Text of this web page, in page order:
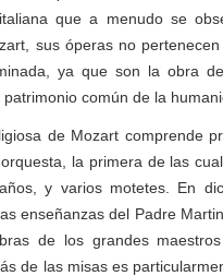
que a menudo se
sus óperas no
ya que son la obra
común de la
de Mozart comprende
la primera de las
y varios motetes. En
enseñanzas del Padre
de los grandes
de las misas es